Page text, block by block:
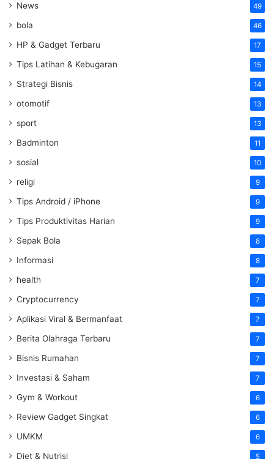
News 49
bola 46
HP & Gadget Terbaru 17
Tips Latihan & Kebugaran 15
Strategi Bisnis 14
otomotif 13
sport 13
Badminton 11
sosial 10
religi 9
Tips Android / iPhone 9
Tips Produktivitas Harian 9
Sepak Bola 8
Informasi 8
health 7
Cryptocurrency 7
Aplikasi Viral & Bermanfaat 7
Berita Olahraga Terbaru 7
Bisnis Rumahan 7
Investasi & Saham 7
Gym & Workout 6
Review Gadget Singkat 6
UMKM 6
Diet & Nutrisi 5